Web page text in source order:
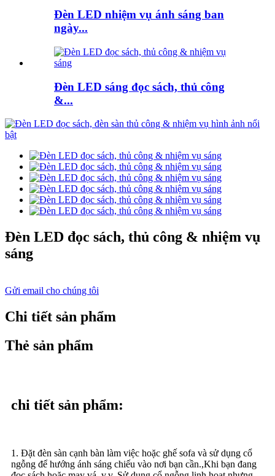
Đèn LED nhiệm vụ ánh sáng ban
ngày...
Đèn LED sáng đọc sách, thủ công
&...
Đèn LED đọc sách, thủ công & nhiệm vụ
sáng
Gửi email cho chúng tôi
Chi tiết sản phẩm
Thẻ sản phẩm
chi tiết sản phẩm:
1. Đặt đèn sàn cạnh bàn làm việc hoặc ghế sofa và sử dụng cổ
ngỗng để hướng ánh sáng chiếu vào nơi bạn cần.,Khi bạn đang